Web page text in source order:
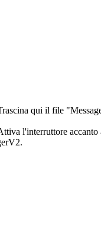
qui il file
l'interruttore accanto